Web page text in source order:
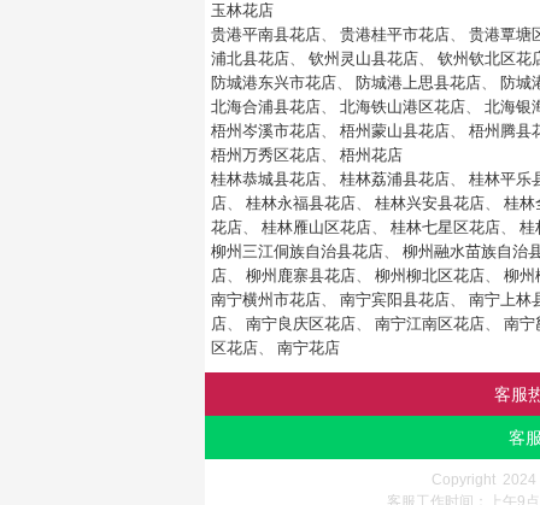
玉林花店
贵港平南县花店、 贵港桂平市花店、 贵港覃塘
浦北县花店、 钦州灵山县花店、 钦州钦北区花
防城港东兴市花店、 防城港上思县花店、 防城
北海合浦县花店、 北海铁山港区花店、 北海银
梧州岑溪市花店、 梧州蒙山县花店、 梧州腾县
梧州万秀区花店、 梧州花店
桂林恭城县花店、 桂林荔浦县花店、 桂林平乐
店、 桂林永福县花店、 桂林兴安县花店、 桂林
花店、 桂林雁山区花店、 桂林七星区花店、 桂
柳州三江侗族自治县花店、 柳州融水苗族自治
店、 柳州鹿寨县花店、 柳州柳北区花店、 柳州
南宁横州市花店、 南宁宾阳县花店、 南宁上林
店、 南宁良庆区花店、 南宁江南区花店、 南宁
区花店、 南宁花店
客服
客
Copyright 2024
客服工作时间：上午9